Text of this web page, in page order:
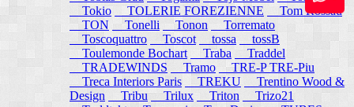
Tokio
TOLERIE FOREZIENNE
Tom Rossau
TON
Tonelli Tonon
Torremato
Toscoquattro
Toscot tossa
tossB
Toulemonde Bochart
Traba
Traddel
TRADEWINDS
Tramo
TRE-P TRE-Piu
Treca Interiors Paris
TREKU
Trentino Wood &
Design
Tribu Trilux Triton
Trizo21